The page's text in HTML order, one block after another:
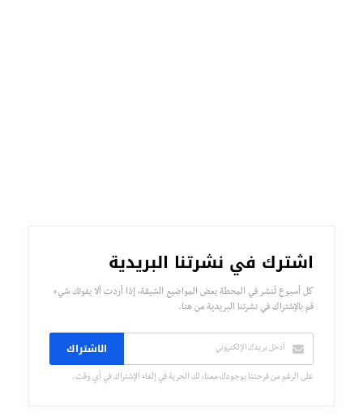
اشترك في نشرتنا البريدية
كل أسبوع تُنشر في المحطة بعض المواضيع الشيقة، إذا أردت ألا يفوتك شيء
قم بالإشتراك في نشرتنا البريدية من هنا.
الاشتراك
على الرغم من فرحتنا بوجودك معنا، لك الحرية في إلغاء الإشتراك في أي وقت.